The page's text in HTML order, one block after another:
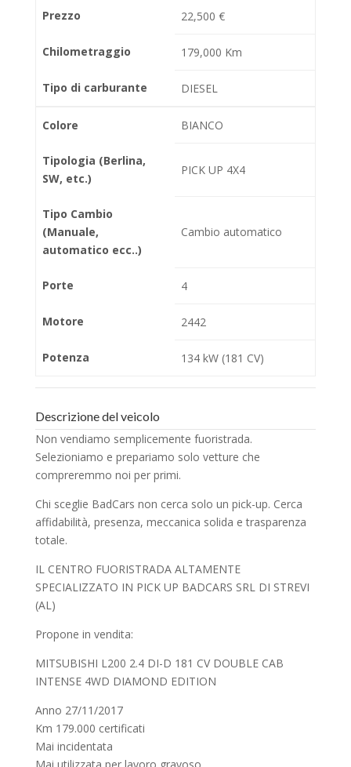
Prezzo 22,500 €
Chilometraggio 179,000 Km
Tipo di carburante DIESEL
Colore BIANCO
Tipologia (Berlina,
SW, etc.)
PICK UP 4X4
Tipo Cambio
(Manuale,
automatico ecc..)
Cambio automatico
Porte 4
Motore 2442
Potenza 134 kW (181 CV)
Descrizione del veicolo
Non vendiamo semplicemente fuoristrada.
Selezioniamo e prepariamo solo vetture che
compreremmo noi per primi.
Chi sceglie BadCars non cerca solo un pick-up. Cerca
affidabilità, presenza, meccanica solida e trasparenza
totale.
IL CENTRO FUORISTRADA ALTAMENTE
SPECIALIZZATO IN PICK UP BADCARS SRL DI STREVI
(AL)
Propone in vendita:
MITSUBISHI L200 2.4 DI-D 181 CV DOUBLE CAB
INTENSE 4WD DIAMOND EDITION
Anno 27/11/2017
Km 179.000 certificati
Mai incidentata